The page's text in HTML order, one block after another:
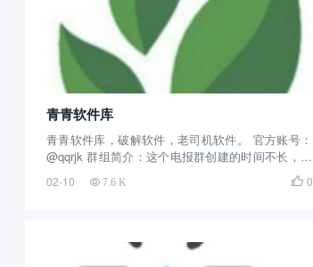
青青软件库
青青软件库，破解软件，老司机软件。 官方账号：
@qqrjk 群组简介：这个电报群创建的时间不长，今
年刚创建的，算是一个新群了，截止目前拥有2千余
人关注，每天不定时的更新软件资源，并提供下
02-10 7.6 K  0